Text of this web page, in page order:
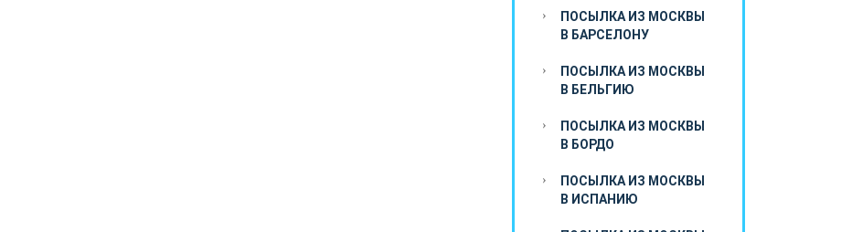
ПОСЫЛКА ИЗ МОСКВЫ
В БАРСЕЛОНУ
ПОСЫЛКА ИЗ МОСКВЫ
В БЕЛЬГИЮ
ПОСЫЛКА ИЗ МОСКВЫ
В БОРДО
ПОСЫЛКА ИЗ МОСКВЫ
В ИСПАНИЮ